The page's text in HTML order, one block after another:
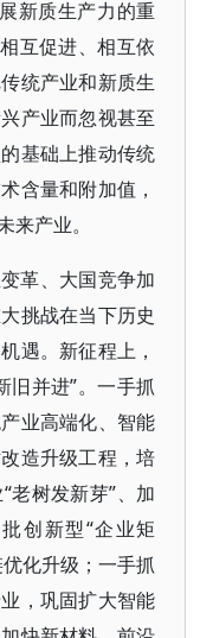
新质生产力的重
互促进、相互依
统产业和新质生
产业而忽视甚至
基础上推动传统
含量和附加值，
产业。
革、大国竞争加
挑战在当下历史
遇。新征程上，
旧并进”。一手抓
业高端化、智能
造升级工程，培
老树发新芽”、加
创新型“企业矩
化升级；一手抓
，巩固扩大智能